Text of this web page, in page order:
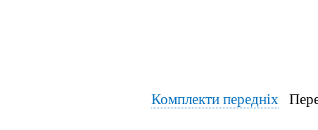
Комплекти передніх